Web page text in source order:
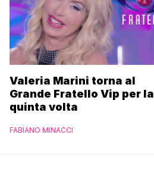
Valeria Marini torna al
Grande Fratello Vip per la
quinta volta
FABIANO MINACCI